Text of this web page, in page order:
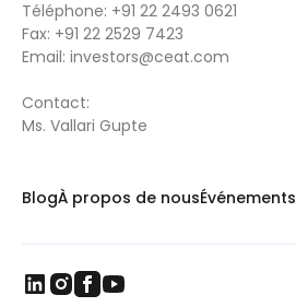
Téléphone: +91 22 2493 0621
Fax: +91 22 2529 7423
Email: investors@ceat.com
Contact:
Ms. Vallari Gupte
BlogÀ propos de nousÉvénements